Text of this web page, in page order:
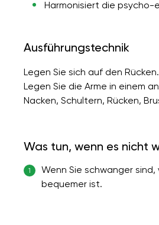
Harmonisiert die psycho-
Ausführungstechnik
Legen Sie sich auf den
Legen Sie die Arme in einem
Nacken, Schultern, Rücken,
Was tun, wenn es nicht
1
Wenn Sie schwanger
bequemer ist.